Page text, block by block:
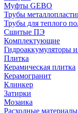
Муфты GEBO
Трубы
Трубы для теплого
Сшитые ПЭ
Комплектующие
Гидроаккумуляторы
Плитка
Керамическая плитка
Керамогранит
Клинкер
Затирки
Мозаика
Расходные